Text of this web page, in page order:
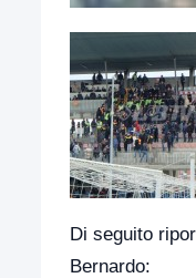
Di seguito
Bernardo: